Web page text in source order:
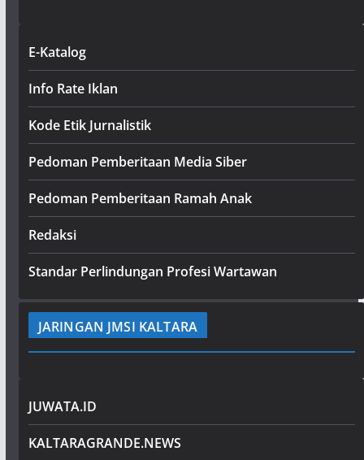
E-Katalog
Info Rate Iklan
Kode Etik Jurnalistik
Pedoman Pemberitaan Media Siber
Pedoman Pemberitaan Ramah Anak
Redaksi
Standar Perlindungan Profesi Wartawan
JARINGAN JMSI KALTARA
JUWATA.ID
KALTARAGRANDE.NEWS